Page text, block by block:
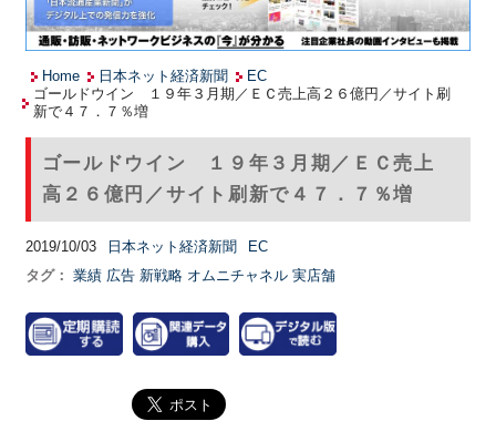
Home 日本ネット経済新聞
EC
ゴールドウイン １９年３月期／ＥＣ売上高２６億円／サイト刷
新で４７．７％増
ゴールドウイン １９年３月期／ＥＣ売上
高２６億円／サイト刷新で４７．７％増
2019/10/03 日本ネット経済新聞
EC
タグ： 業績 広告 新戦略 オムニチャネル 実店舗